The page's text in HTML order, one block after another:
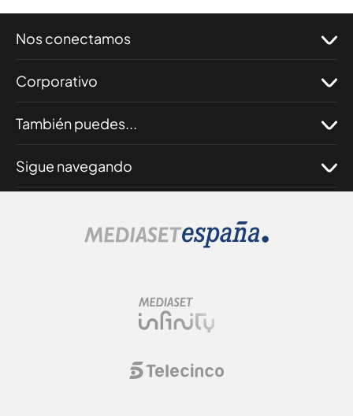
Nos conectamos
Corporativo
También puedes...
Sigue navegando